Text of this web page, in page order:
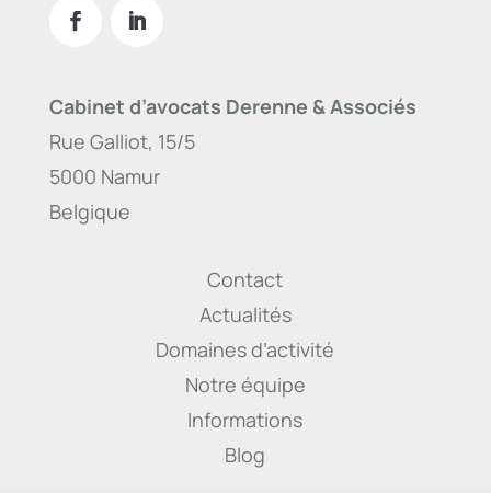
Cabinet d’avocats Derenne & Associés
Rue Galliot, 15/5
5000 Namur
Belgique
Contact
Actualités
Domaines d’activité
Notre équipe
Informations
Blog